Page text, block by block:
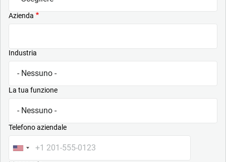
Azienda
Industria
La tua funzione
Telefono aziendale